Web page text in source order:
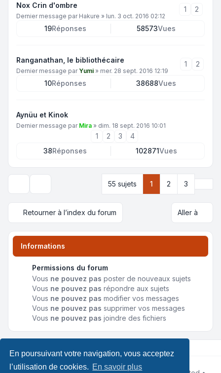
En poursuivant votre navigation, vous acceptez
l’utilisation de cookies. En savoir plus
Nox Crin d'ombre
Dernier message par Hakure » lun. 3 oct. 2016 02:12
1 2
19Réponses 58573Vues
Ranganathan, le bibliothécaire
Dernier message par Yumi » mer. 28 sept. 2016 12:19
1 2
10Réponses 38688Vues
Aynüu et Kinok
Dernier message par Mira » dim. 18 sept. 2016 10:01
1 2 3
4
38Réponses 102871Vues
Options d’affichage et de tri
55 sujets 1 2 3
Retourner à l’index du forum Aller à
Informations
Permissions du forum
Vous ne pouvez pas poster de nouveaux sujets
Vous ne pouvez pas répondre aux sujets
Vous ne pouvez pas modifier vos messages
Vous ne pouvez pas supprimer vos messages
Vous ne pouvez pas joindre des fichiers